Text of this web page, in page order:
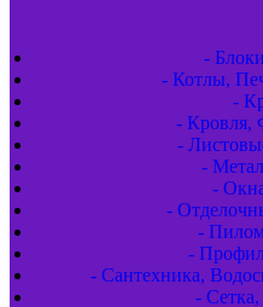
-
- Котлы,
-
- Кровля,
-
-
-
-
-
-
- Сантехника,
-